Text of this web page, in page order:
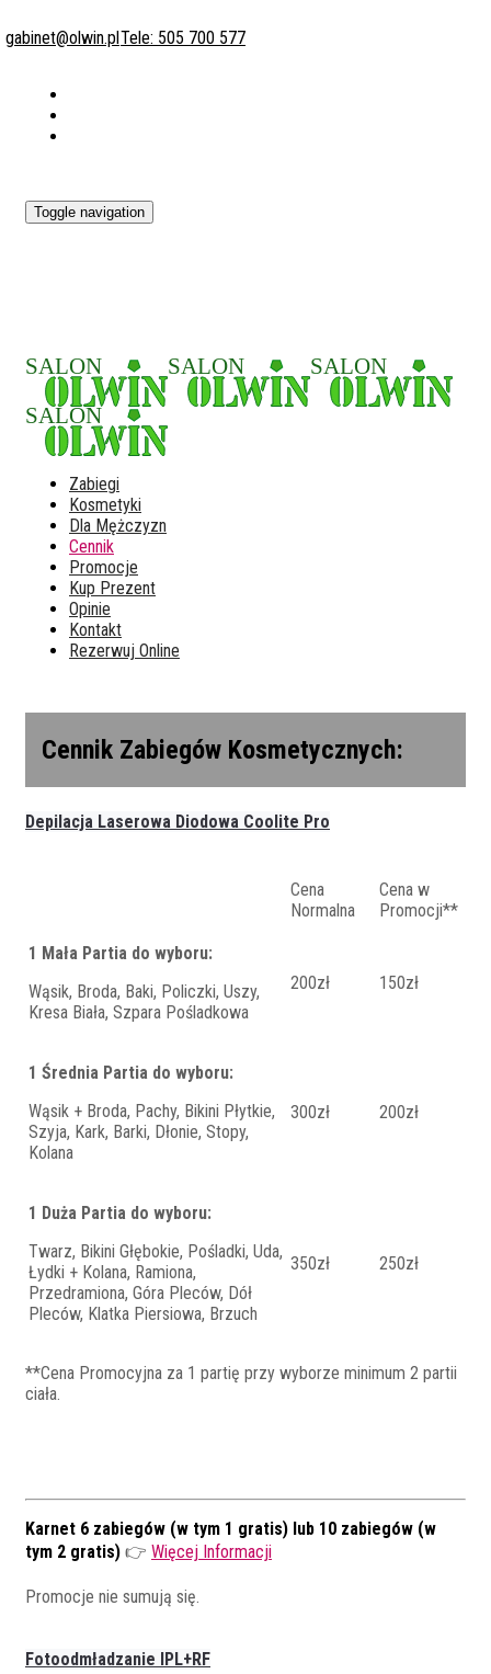
gabinet@olwin.plTele: 505 700 577
Toggle navigation
Zabiegi
Kosmetyki
Dla Mężczyzn
Cennik
Promocje
Kup Prezent
Opinie
Kontakt
Rezerwuj Online
Cennik Zabiegów Kosmetycznych:
Depilacja Laserowa Diodowa Coolite Pro
Cena
Normalna
Cena w
Promocji**
1 Mała Partia do wyboru:
Wąsik, Broda, Baki, Policzki, Uszy,
Kresa Biała, Szpara Pośladkowa
200zł 150zł
1 Średnia Partia do wyboru:
Wąsik + Broda, Pachy, Bikini Płytkie,
Szyja, Kark, Barki, Dłonie, Stopy,
Kolana
300zł 200zł
1 Duża Partia do wyboru:
Twarz, Bikini Głębokie, Pośladki, Uda,
Łydki + Kolana, Ramiona,
Przedramiona, Góra Pleców, Dół
Pleców, Klatka Piersiowa, Brzuch
350zł 250zł
**Cena Promocyjna za 1 partię przy wyborze minimum 2 partii
ciała.
Karnet 6 zabiegów (w tym 1 gratis) lub 10 zabiegów (w
tym 2 gratis) 👉 Więcej Informacji
Promocje nie sumują się.
Fotoodmładzanie IPL+RF